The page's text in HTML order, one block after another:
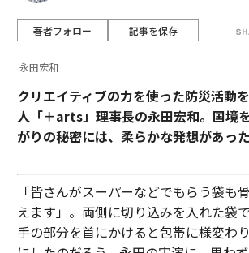
著者フォロー 記事を保存
永田宏和
クリエイティブの力を使った防災活動
人「＋arts」理事長の永田宏和。国境
がりの秘密には、柔らかな発想があった
「皆さんがスーパーなどでもらう袋も
えます」。両側に切り込みを入れた袋
手の部分を首にかけると包帯に様変わ